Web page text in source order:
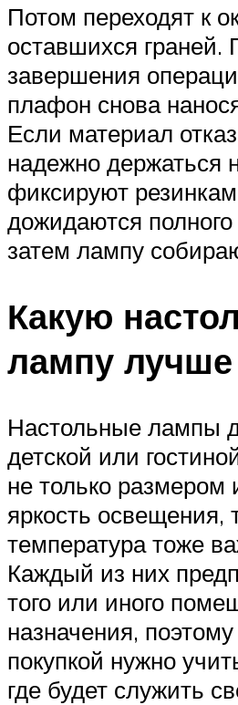
Потом переходят к
оставшихся граней.
завершения
плафон снова
Если материал
надежно держаться
фиксируют
дожидаются
затем лампу
Какую
лампу лучше
Настольные лампы
детской или
не только
яркость освещения,
температура тоже
Каждый из них
того или иного
назначения,
покупкой нужно
где будет служить